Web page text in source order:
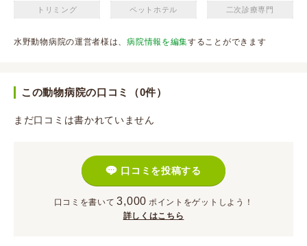
トリミング ペットホテル 二次診療専門
水野動物病院の運営者様は、病院情報を編集することができます
この動物病院の口コミ（0件）
まだ口コミは書かれていません
口コミを投稿する
口コミを書いて 3,000 ポイント をゲットしよう！
詳しくはこちら